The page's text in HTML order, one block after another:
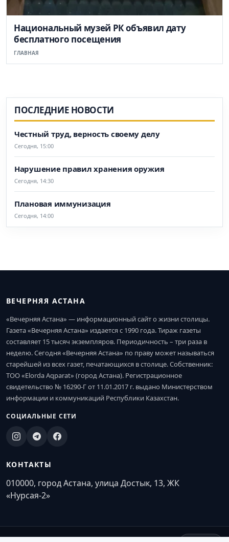
Национальный музей РК объявил дату
бесплатного посещения
ГЛАВНАЯ
ПОСЛЕДНИЕ НОВОСТИ
Честный труд, верность своему делу
Сегодня, 15:00
Нарушение правил хранения оружия
Сегодня, 14:30
Плановая иммунизация
Сегодня, 14:00
ВЕЧЕРНЯЯ АСТАНА
«Вечерняя Астана» — информационный сайт о жизни столицы.
Газета «Вечерняя Астана» издается с 1990 года. Тираж газеты
составляет 15 тысяч экземпляров. Периодичность – три раза в
неделю. Сегодня «Вечерняя Астана» по праву может называться
старейшей из всех газет, печатающихся в столице. Собственник:
ТОО «Elorda Aqparat» (город Астана). Регистрационное
свидетельство № 16290-Г от 11.01.2017 г. выдано Министерством
информации и коммуникаций Республики Казахстан.
СОЦИАЛЬНЫЕ СЕТИ
КОНТАКТЫ
010000, город Астана, улица Достык, 13, ЖК
«Нурсая-2»